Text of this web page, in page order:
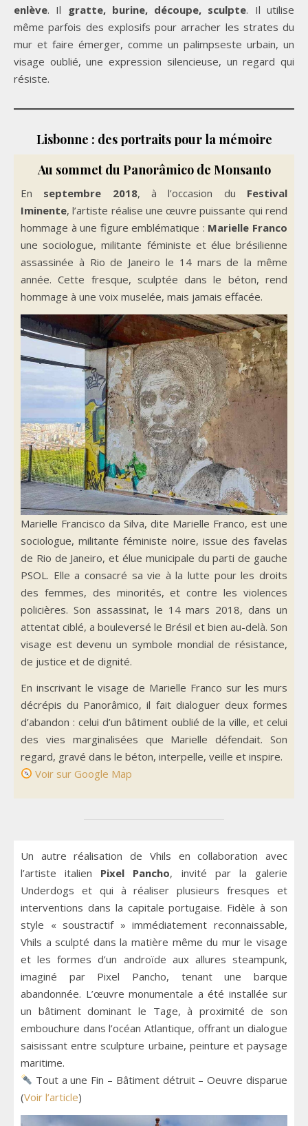
enlève. Il gratte, burine, découpe, sculpte. Il utilise
même parfois des explosifs pour arracher les strates du
mur et faire émerger, comme un palimpseste urbain, un
visage oublié, une expression silencieuse, un regard qui
résiste.
Lisbonne : des portraits pour la mémoire
Au sommet du Panorâmico de Monsanto
En septembre 2018, à l’occasion du Festival
Iminente, l’artiste réalise une œuvre puissante qui rend
hommage à une figure emblématique : Marielle Franco
une sociologue, militante féministe et élue brésilienne
assassinée à Rio de Janeiro le 14 mars de la même
année. Cette fresque, sculptée dans le béton, rend
hommage à une voix muselée, mais jamais effacée.
Marielle Francisco da Silva, dite Marielle Franco, est une
sociologue, militante féministe noire, issue des favelas
de Rio de Janeiro, et élue municipale du parti de gauche
PSOL. Elle a consacré sa vie à la lutte pour les droits
des femmes, des minorités, et contre les violences
policières. Son assassinat, le 14 mars 2018, dans un
attentat ciblé, a bouleversé le Brésil et bien au-delà. Son
visage est devenu un symbole mondial de résistance,
de justice et de dignité.
En inscrivant le visage de Marielle Franco sur les murs
décrépis du Panorâmico, il fait dialoguer deux formes
d’abandon : celui d’un bâtiment oublié de la ville, et celui
des vies marginalisées que Marielle défendait. Son
regard, gravé dans le béton, interpelle, veille et inspire.
Voir sur Google Map
Un autre réalisation de Vhils en collaboration avec
l’artiste italien Pixel Pancho, invité par la galerie
Underdogs et qui à réaliser plusieurs fresques et
interventions dans la capitale portugaise. Fidèle à son
style « soustractif » immédiatement reconnaissable,
Vhils a sculpté dans la matière même du mur le visage
et les formes d’un androïde aux allures steampunk,
imaginé par Pixel Pancho, tenant une barque
abandonnée. L’œuvre monumentale a été installée sur
un bâtiment dominant le Tage, à proximité de son
embouchure dans l’océan Atlantique, offrant un dialogue
saisissant entre sculpture urbaine, peinture et paysage
maritime.
Tout a une Fin – Bâtiment détruit – Oeuvre disparue
(Voir l’article)